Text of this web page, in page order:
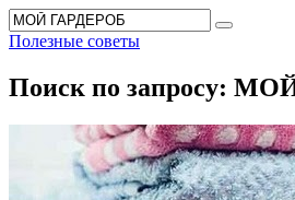
Перейти
к
Search
for:
Полезные советы
Поиск по запросу: МОЙ